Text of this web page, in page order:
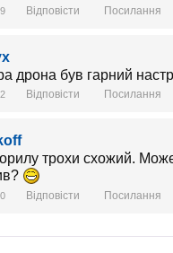
Відповісти Посилання
дрона був гарний
Відповісти Посилання
трохи схожий.
Відповісти Посилання